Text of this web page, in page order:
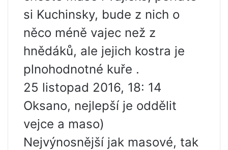
si Kuchinsky, bude z nich o
něco méně vajec než z
hnědáků, ale jejich kostra je
plnohodnotné kuře .
25 listopad 2016, 18: 14
Oksano, nejlepší je oddělit
vejce a maso)
Nejvýnosnější jak masové, tak